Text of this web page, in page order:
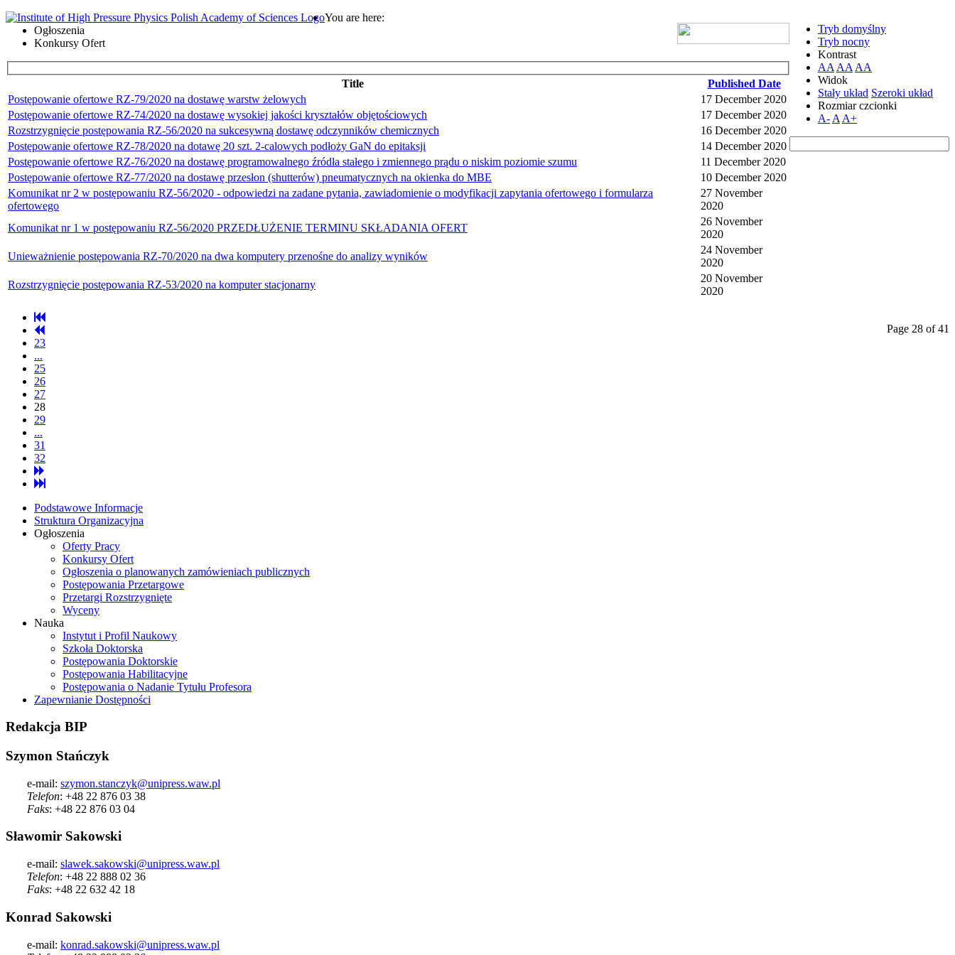
Tryb domyślny
Tryb nocny
Kontrast
AA AA AA
Widok
Stały układ Szeroki układ
Rozmiar czcionki
A- A A+
You are here:
Ogłoszenia
Konkursy Ofert
Title
Published Date
Postępowanie ofertowe RZ-79/2020 na dostawę warstw żelowych
17 December 2020
Postępowanie ofertowe RZ-74/2020 na dostawę wysokiej jakości kryształów objętościowych
17 December 2020
Rozstrzygnięcie postępowania RZ-56/2020 na sukcesywną dostawę odczynników chemicznych
16 December 2020
Postępowanie ofertowe RZ-78/2020 na dotawę 20 szt. 2-calowych podłoży GaN do epitaksji
14 December 2020
Postępowanie ofertowe RZ-76/2020 na dostawę programowalnego źródła stałego i zmiennego prądu o niskim poziomie szumu
11 December 2020
Postępowanie ofertowe RZ-77/2020 na dostawę przesłon (shutterów) pneumatycznych na okienka do MBE
10 December 2020
Komunikat nr 2 w postępowaniu RZ-56/2020 - odpowiedzi na zadane pytania, zawiadomienie o modyfikacji zapytania ofertowego i formularza
ofertowego
27 November
2020
Komunikat nr 1 w postępowaniu RZ-56/2020 PRZEDŁUŻENIE TERMINU SKŁADANIA OFERT
26 November
2020
Unieważnienie postępowania RZ-70/2020 na dwa komputery przenośne do analizy wyników
24 November
2020
Rozstrzygnięcie postępowania RZ-53/2020 na komputer stacjonarny
20 November
2020
Page 28 of 41
23
...
25
26
27
28
29
...
31
32
Podstawowe Informacje
Struktura Organizacyjna
Ogłoszenia
Oferty Pracy
Konkursy Ofert
Ogłoszenia o planowanych zamówieniach publicznych
Postępowania Przetargowe
Przetargi Rozstrzygnięte
Wyceny
Nauka
Instytut i Profil Naukowy
Szkoła Doktorska
Postępowania Doktorskie
Postępowania Habilitacyjne
Postępowania o Nadanie Tytułu Profesora
Zapewnianie Dostępności
Redakcja BIP
Szymon Stańczyk
e-mail: szymon.stanczyk@unipress.waw.pl
Telefon: +48 22 876 03 38
Faks: +48 22 876 03 04
Sławomir Sakowski
e-mail: slawek.sakowski@unipress.waw.pl
Telefon: +48 22 888 02 36
Faks: +48 22 632 42 18
Konrad Sakowski
e-mail: konrad.sakowski@unipress.waw.pl